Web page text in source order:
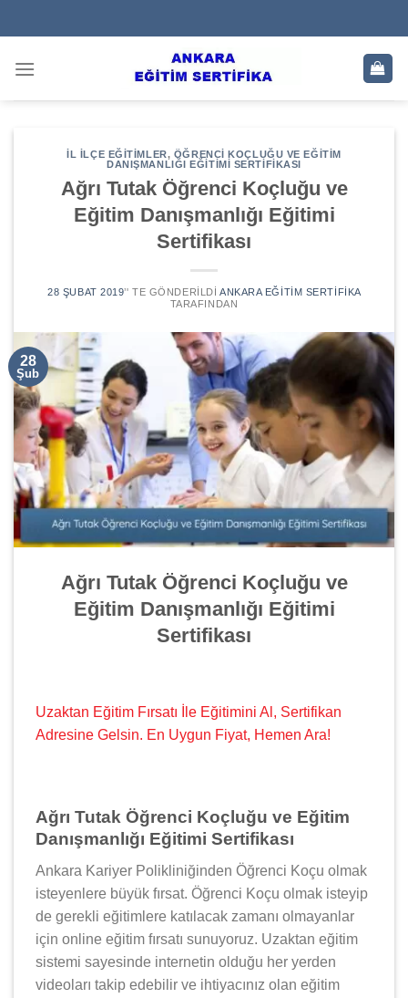
to
İL İLÇE EĞITIMLER, ÖĞRENCI KOÇLUĞU VE EĞITIM
DANIŞMANLIĞI EĞITIMI SERTIFIKASI
Ağrı Tutak Öğrenci Koçluğu ve
Eğitim Danışmanlığı Eğitimi
Sertifikası
28 ŞUBAT 2019’' TE GÖNDERILDI ANKARA EĞITIM SERTIFIKA
TARAFINDAN
28
Şub
Ağrı Tutak Öğrenci Koçluğu ve
Eğitim Danışmanlığı Eğitimi
Sertifikası
Uzaktan Eğitim Fırsatı İle Eğitimini Al, Sertifikan
Adresine Gelsin. En Uygun Fiyat, Hemen Ara!
Ağrı Tutak Öğrenci Koçluğu ve Eğitim
Danışmanlığı Eğitimi Sertifikası
Ankara Kariyer Polikliniğinden Öğrenci Koçu olmak
isteyenlere büyük fırsat. Öğrenci Koçu olmak isteyip
de gerekli eğitimlere katılacak zamanı olmayanlar
için online eğitim fırsatı sunuyoruz. Uzaktan eğitim
sistemi sayesinde internetin olduğu her yerden
videoları takip edebilir ve ihtiyacınız olan eğitim